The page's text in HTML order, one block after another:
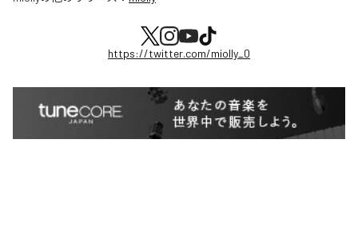
https://twitter.com/miolly_0